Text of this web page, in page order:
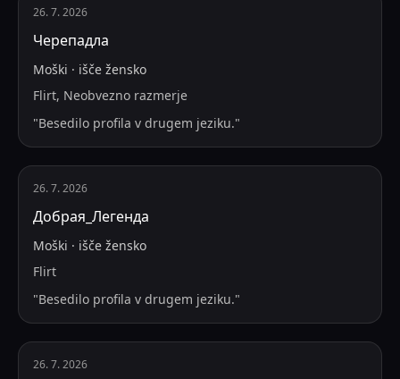
26. 7. 2026
Черепадла
Moški · išče žensko
Flirt, Neobvezno razmerje
"Besedilo profila v drugem jeziku."
26. 7. 2026
Добрая_Легенда
Moški · išče žensko
Flirt
"Besedilo profila v drugem jeziku."
26. 7. 2026